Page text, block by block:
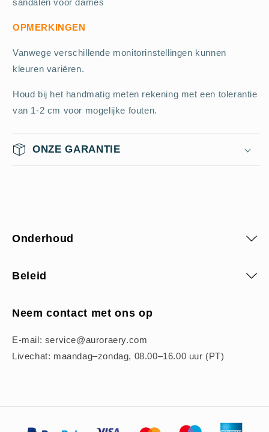
sandalen voor dames
OPMERKINGEN
Vanwege verschillende monitorinstellingen kunnen
kleuren variëren.
Houd bij het handmatig meten rekening met een tolerantie
van 1-2 cm voor mogelijke fouten.
ONZE GARANTIE
Onderhoud
Beleid
Neem contact met ons op
E-mail: service@auroraery.com
Livechat: maandag–zondag, 08.00–16.00 uur (PT)